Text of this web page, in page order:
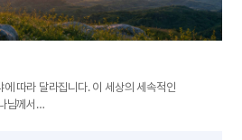
따라 달라집니다. 이 세상의 세속적인
님께서…